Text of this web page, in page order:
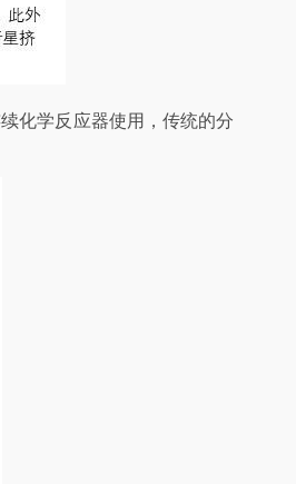
化学反应器使用，传统的分